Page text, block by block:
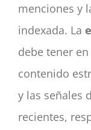
menciones y
indexada. La
debe tener
contenido
y las señales
recientes,